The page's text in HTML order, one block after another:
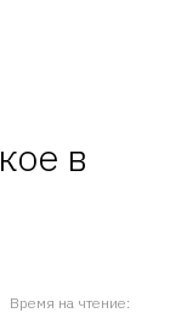
в
Время на чтение: